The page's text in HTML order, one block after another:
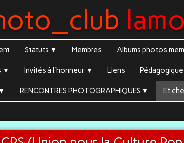
Statuts ▼ Membres Albums photos
▼ Invités à l'honneur ▼ Liens Pédagogique
▼ RENCONTRES PHOTOGRAPHIQUES ▼ Et